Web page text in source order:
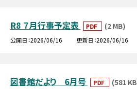
R8 ７月行事予定表 PDF (2 MB)
公開日 2026/06/16 更新日 2026/06/16
図書館だより 6月号 PDF (581